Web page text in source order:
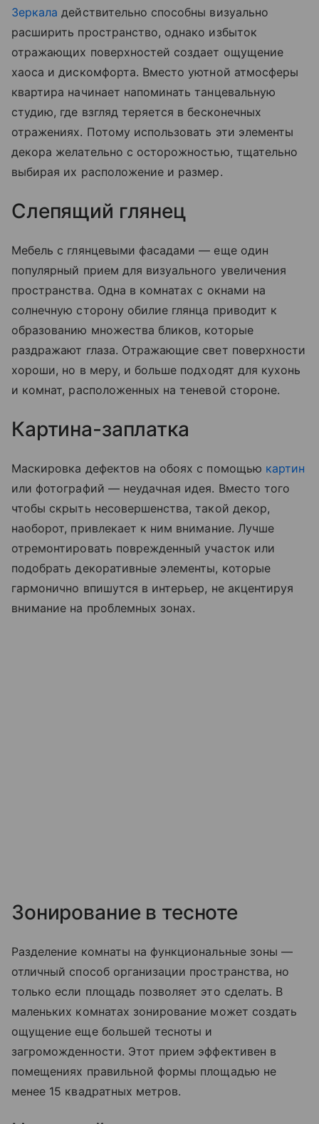
Зеркала действительно способны визуально
расширить пространство, однако избыток
отражающих поверхностей создает ощущение
хаоса и дискомфорта. Вместо уютной атмосферы
квартира начинает напоминать танцевальную
студию, где взгляд теряется в бесконечных
отражениях. Потому использовать эти элементы
декора желательно с осторожностью, тщательно
выбирая их расположение и размер.
Слепящий глянец
Мебель с глянцевыми фасадами — еще один
популярный прием для визуального увеличения
пространства. Одна в комнатах с окнами на
солнечную сторону обилие глянца приводит к
образованию множества бликов, которые
раздражают глаза. Отражающие свет поверхности
хороши, но в меру, и больше подходят для кухонь
и комнат, расположенных на теневой стороне.
Картина-заплатка
Маскировка дефектов на обоях с помощью картин
или фотографий — неудачная идея. Вместо того
чтобы скрыть несовершенства, такой декор,
наоборот, привлекает к ним внимание. Лучше
отремонтировать поврежденный участок или
подобрать декоративные элементы, которые
гармонично впишутся в интерьер, не акцентируя
внимание на проблемных зонах.
Зонирование в тесноте
Разделение комнаты на функциональные зоны —
отличный способ организации пространства, но
только если площадь позволяет это сделать. В
маленьких комнатах зонирование может создать
ощущение еще большей тесноты и
загроможденности. Этот прием эффективен в
помещениях правильной формы площадью не
менее 15 квадратных метров.